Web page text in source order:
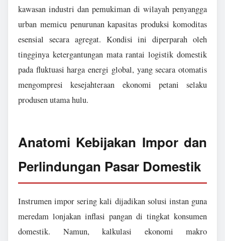
kawasan industri dan pemukiman di wilayah penyangga
urban memicu penurunan kapasitas produksi komoditas
esensial secara agregat. Kondisi ini diperparah oleh
tingginya ketergantungan mata rantai logistik domestik
pada fluktuasi harga energi global, yang secara otomatis
mengompresi kesejahteraan ekonomi petani selaku
produsen utama hulu.
Anatomi Kebijakan Impor dan
Perlindungan Pasar Domestik
Instrumen impor sering kali dijadikan solusi instan guna
meredam lonjakan inflasi pangan di tingkat konsumen
domestik. Namun, kalkulasi ekonomi makro